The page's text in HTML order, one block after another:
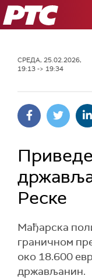
РТС
СРЕДА, 25.02.2026,
19:13 -> 19:34
Реске
Мађарска
граничном
око 18.600
држављанин.